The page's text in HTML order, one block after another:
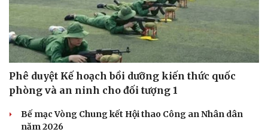
Phê duyệt Kế hoạch bồi dưỡng kiến thức quốc
phòng và an ninh cho đối tượng 1
Bế mạc Vòng Chung kết Hội thao Công an Nhân dân
năm 2026